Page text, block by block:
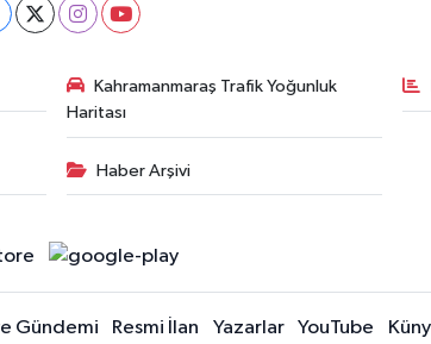
Kahramanmaraş Trafik Yoğunluk
Haritası
Haber Arşivi
Gündemi Resmi İlan Yazarlar YouTube